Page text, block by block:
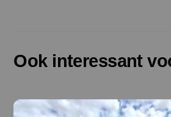
Ook interessant